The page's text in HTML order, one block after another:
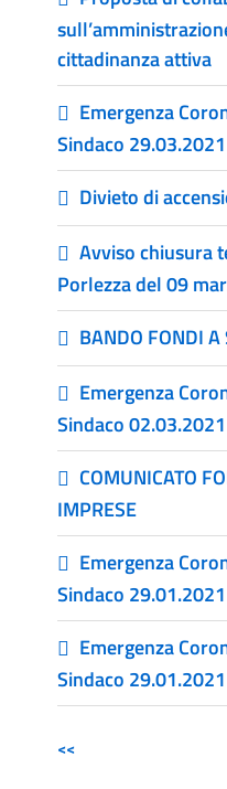
cittadinanza attiva
Emergenza
Sindaco
Divieto di
Avviso chiusura
Porlezza del 09
BANDO FONDI A
Emergenza
Sindaco
COMUNICATO
IMPRESE
Emergenza
Sindaco
Emergenza
Sindaco
<<